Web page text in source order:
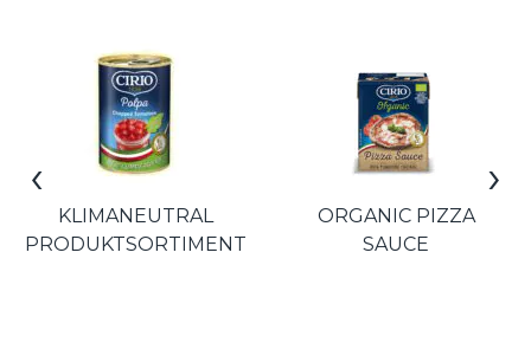
KLIMANEUTRAL
PRODUKTSORTIMENT
ORGANIC PIZZA
SAUCE
‹ ›